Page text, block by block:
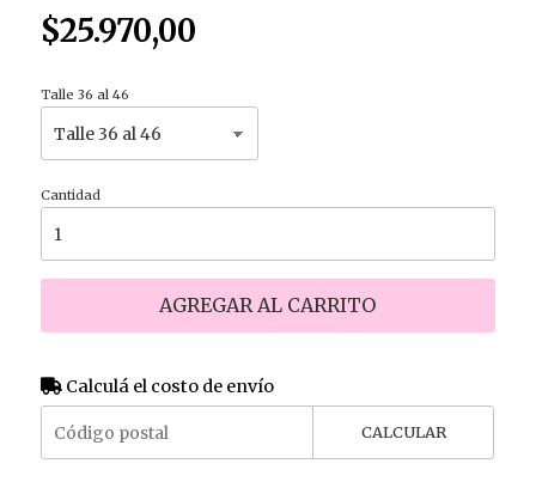
$25.970,00
Talle 36 al 46
Cantidad
AGREGAR AL CARRITO
Calculá el costo de envío
CALCULAR